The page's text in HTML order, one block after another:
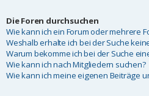
Die Foren durchsuchen
Wie kann ich ein Forum oder mehrere
Weshalb erhalte ich bei der Suche
Warum bekomme ich bei der Suche
Wie kann ich nach Mitgliedern suchen?
Wie kann ich meine eigenen Beiträge